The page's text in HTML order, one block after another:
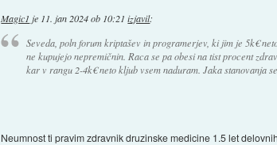
Magic1 je 11. jan 2024 ob 10:21 izjavil:
Seveda, poln forum kriptašev in programerjev, ki jim je 5k€
ne kupujejo nepremičnin. Raca se pa obesi na tist procent
kar v rangu 2-4k€ neto kljub vsem naduram. Jaka stanovanja se
Neumnost ti pravim zdravnik druzinske medicine 1.5 let